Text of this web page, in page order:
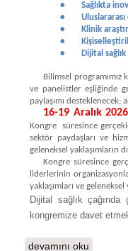
•
Sağlıkta
•
•
Klinik
•
•
Dijital
Bilimsel
ve panelistler eşliğinde
paylaşımı
16-19 Aralık 2026
Kongre süresince
sektör paydaşları ve
geleneksel yaklaşımların
Kongre süresince
liderlerinin
yaklaşımları ve
Dijital sağlık
kongremize davet
Kongre Daveti
devamını oku